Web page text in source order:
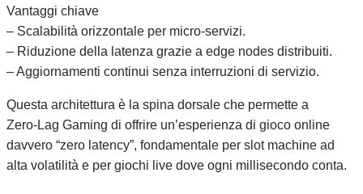
Vantaggi chiave
– Scalabilità orizzontale per micro‑servizi.
– Riduzione della latenza grazie a edge nodes distribuiti.
– Aggiornamenti continui senza interruzioni di servizio.
Questa architettura è la spina dorsale che permette a
Zero‑Lag Gaming di offrire un’esperienza di gioco online
davvero “zero latency”, fondamentale per slot machine ad
alta volatilità e per giochi live dove ogni millisecondo conta.